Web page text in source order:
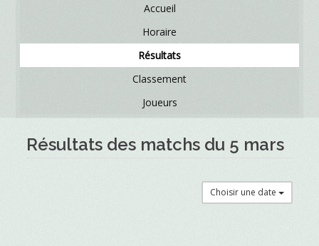
Accueil
Horaire
Résultats
Classement
Joueurs
Résultats des matchs du 5 mars
Choisir une date